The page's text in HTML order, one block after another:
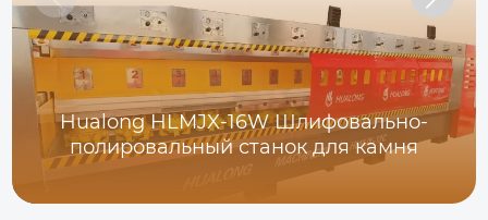
Hualong HLMJX-16W Шлифовально-
полировальный станок для камня